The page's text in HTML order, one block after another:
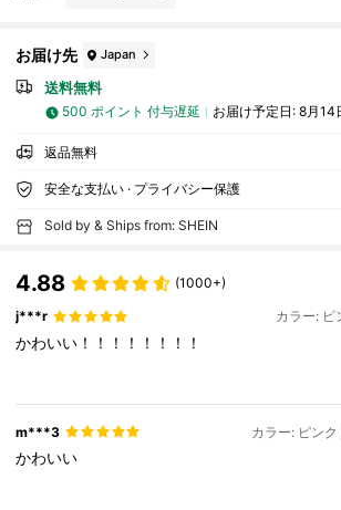
お届け先 Japan
送料無料
500 ポイント 付与遅延 お届け予定日: 8月14
返品無料
安全な支払い · プライバシー保護
Sold by & Ships from: SHEIN
4.88 (1000+)
j***r カラー: ピ
かわいい！！！！！！！！
m***3 カラー: ピン
かわいい